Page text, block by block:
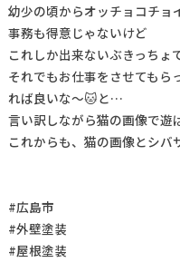
幼少の頃からオッチョコチョ
事務も得意じゃないけど
これしか出来ないぶきっちょ
それでもお仕事をさせてもら
れば良いな～🐱と…
言い訳しながら猫の画像で遊
これからも、猫の画像とシバ
#広島市
#外壁塗装
#屋根塗装